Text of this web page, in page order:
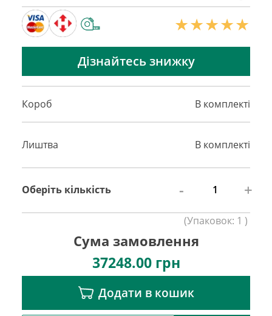
Дізнайтесь знижку
Короб В комплекті
Лиштва В комплекті
Оберіть кількість - +
(Упаковок: 1 )
Сума замовлення
37248.00грн
Додати в кошик